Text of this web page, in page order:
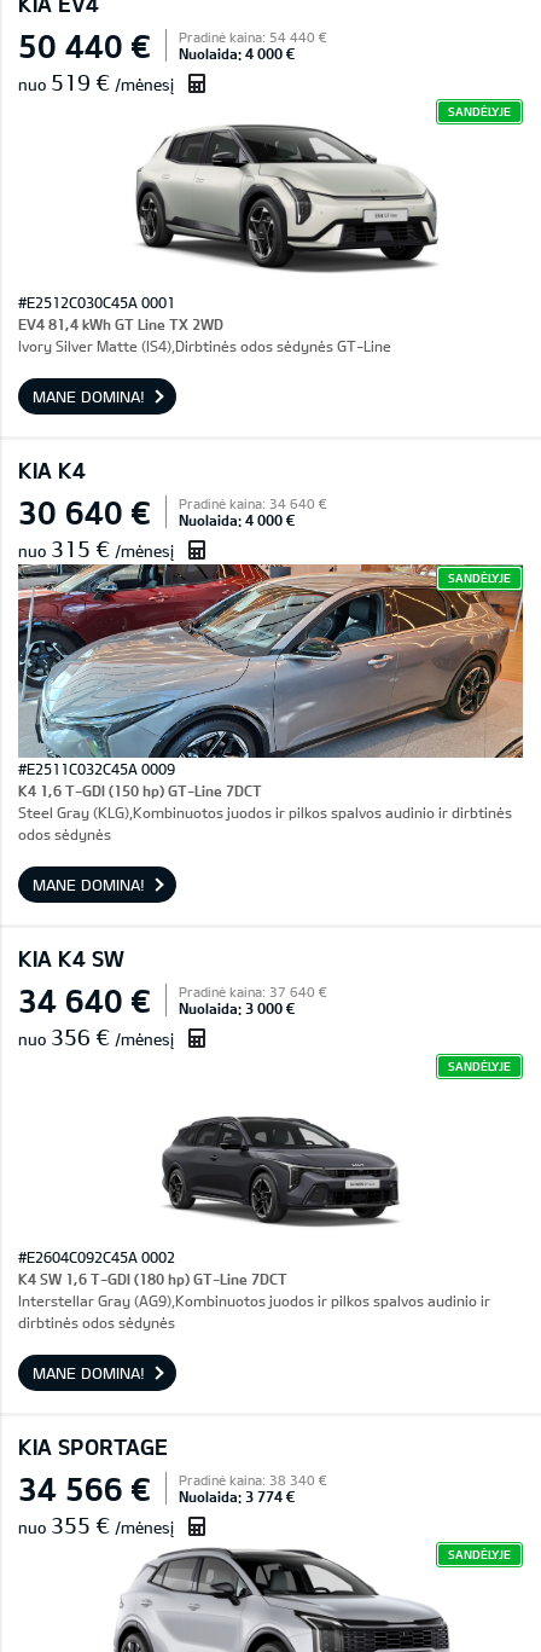
50 440 € Pradinė kaina: 54 440 €
Nuolaida: 4 000 €
nuo 519 € /mėnesį
SANDĖLYJE
#E2512C030C45A 0001
EV4 81,4 kWh GT Line TX 2WD
Ivory Silver Matte (IS4),Dirbtinės odos sėdynės GT-Line
MANE DOMINA!
KIA K4
30 640 € Pradinė kaina: 34 640 €
Nuolaida: 4 000 €
nuo 315 € /mėnesį
SANDĖLYJE
#E2511C032C45A 0009
K4 1,6 T-GDI (150 hp) GT-Line 7DCT
Steel Gray (KLG),Kombinuotos juodos ir pilkos spalvos audinio ir dirbtinės
odos sėdynės
MANE DOMINA!
KIA K4 SW
34 640 € Pradinė kaina: 37 640 €
Nuolaida: 3 000 €
nuo 356 € /mėnesį
SANDĖLYJE
#E2604C092C45A 0002
K4 SW 1,6 T-GDI (180 hp) GT-Line 7DCT
Interstellar Gray (AG9),Kombinuotos juodos ir pilkos spalvos audinio ir
dirbtinės odos sėdynės
MANE DOMINA!
KIA SPORTAGE
34 566 € Pradinė kaina: 38 340 €
Nuolaida: 3 774 €
nuo 355 € /mėnesį
SANDĖLYJE